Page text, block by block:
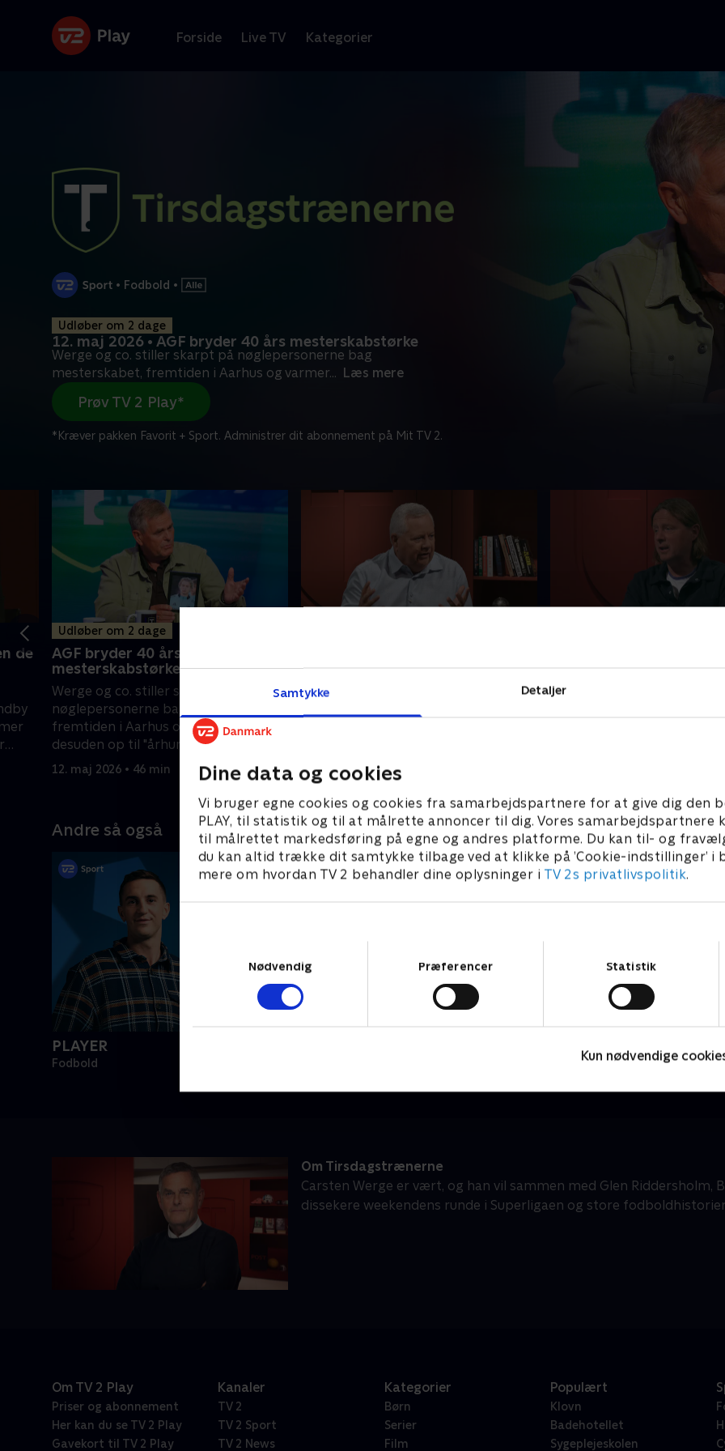
Samtykke Detaljer
Dine data og cookies
Vi bruger egne cookies og cookies fra samarbejdspartnere for at give dig den
PLAY, til statistik og til at målrette annoncer til dig. Vores samarbejdspartnere
til målrettet markedsføring på egne og andres platforme. Du kan til- og
du kan altid trække dit samtykke tilbage ved at klikke på ’Cookie-indstillinger’ i
mere om hvordan TV 2 behandler dine oplysninger i TV 2s privatlivspolitik.
Nødvendig
Præferencer Statistik
Kun nødvendige
Forside Live TV Kategorier
• Fodbold •
Udløber om 2 dage
12. maj 2026 • AGF bryder 40 års mesterskabstørke
Werge og co. stiller skarpt på nøglepersonerne bag
mesterskabet, fremtiden i Aarhus og varmer... Læs mere
Prøv TV 2 Play*
*Kræver pakken Favorit + Sport. Administrer dit abonnement på Mit TV 2.
de
Udløber om 2 dage
AGF bryder 40 års
mesterskabstørke
Werge og co. stiller skarpt på
nøglepersonerne bag mesterskabet,
fremtiden i Aarhus og varmer
desuden op til "århundredets
pokalfinale".
12. maj 2026 • 46 min
oprykningskamp
AGF er tilbage på førstepladsen i den
5. maj 2026 • 45 min
Kan vi tillade os at forvente
Andre så også
PLAYER
Fodbold
Om Tirsdagstrænerne
Carsten Werge er vært, og han vil sammen med Glen Riddersholm,
dissekere weekendens runde i Superligaen og store
Om TV 2 Play
Priser og abonnement
Her kan du se TV 2 Play
Gavekort til TV 2 Play
Kanaler
TV 2
TV 2 Sport
TV 2 News
Kategorier
Børn
Serier
Film
Populært
Klovn
Badehotellet
Sygeplejeskolen